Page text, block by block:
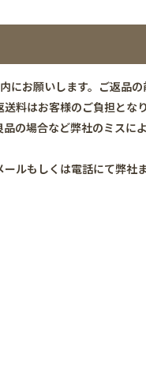
にお願いします。ご返品
料はお客様のご負担とな
の場合など弊社のミス
ルもしくは電話にて弊社